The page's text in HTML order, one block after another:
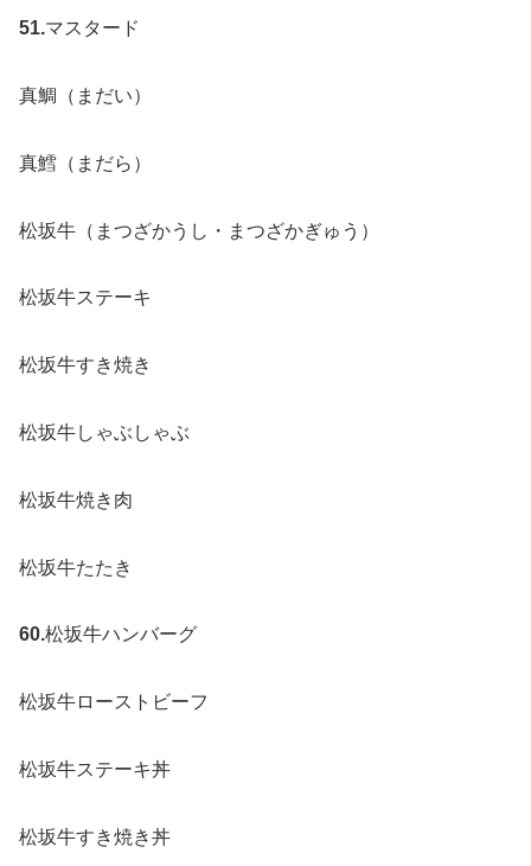
51.マスタード
真鯛（まだい）
真鱈（まだら）
松坂牛（まつざかうし・まつざかぎゅう）
松坂牛ステーキ
松坂牛すき焼き
松坂牛しゃぶしゃぶ
松坂牛焼き肉
松坂牛たたき
60.松坂牛ハンバーグ
松坂牛ローストビーフ
松坂牛ステーキ丼
松坂牛すき焼き丼